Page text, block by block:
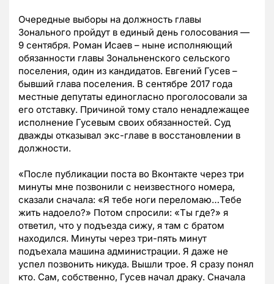
Очередные выборы на должность главы
Зонального пройдут в единый день голосования —
9 сентября. Роман Исаев – ныне исполняющий
обязанности главы Зональненского сельского
поселения, один из кандидатов. Евгений Гусев –
бывший глава поселения. В сентябре 2017 года
местные депутаты единогласно проголосовали за
его отставку. Причиной тому стало ненадлежащее
исполнение Гусевым своих обязанностей. Суд
дважды отказывал экс-главе в восстановлении в
должности.
«После публикации поста во Вконтакте через три
минуты мне позвонили с неизвестного номера,
сказали сначала: «Я тебе ноги переломаю…Тебе
жить надоело?» Потом спросили: «Ты где?» я
ответил, что у подъезда сижу, я там с братом
находился. Минуты через три-пять минут
подъехала машина администрации. Я даже не
успел позвонить никуда. Вышли трое. Я сразу понял
кто. Сам, собственно, Гусев начал драку. Сначала